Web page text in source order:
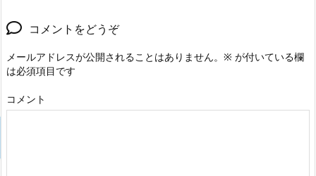
コメントをどうぞ
メールアドレスが公開されることはありません。 ※ が付いている欄
は必須項目です
コメント